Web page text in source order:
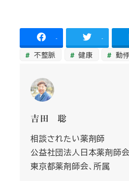
- -
不整脈 健康 動
吉田 聡
相談されたい薬剤師
公益社団法人日本薬剤師
東京都薬剤師会、所属